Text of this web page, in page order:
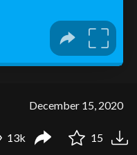
December 15, 2020
13k 15